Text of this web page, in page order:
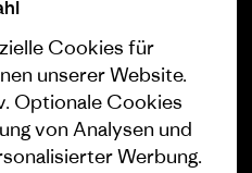
program
Programm
Cookies für
unserer Website.
Optionale Cookies
von Analysen und
Werbung.